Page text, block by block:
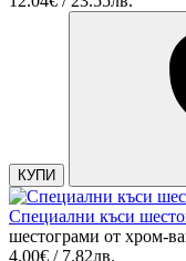
КУПИ
Специални къси
шестограми от хром-
4.00€ / 7.82лв.